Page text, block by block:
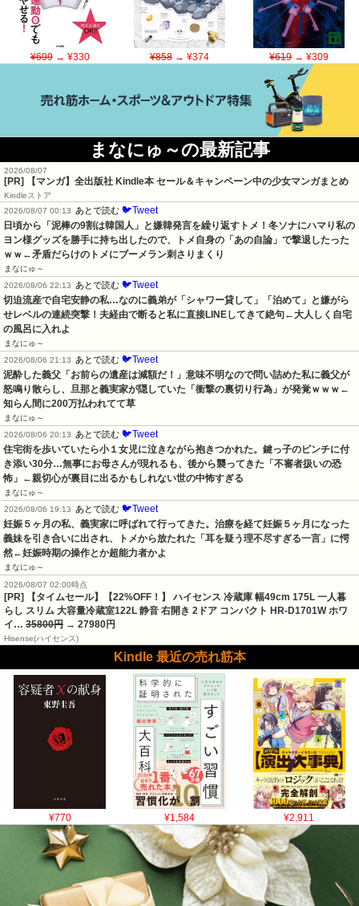
¥699→ ¥330 ¥858→ ¥374 ¥619→ ¥309
まなにゅ～の最新記事
2026/08/07
[PR] 【マンガ】全出版社 Kindle本 セール＆キャンペーン中の少女マンガまとめ
Kindleストア
2026/08/07 00:13
あとで読む 🐦Tweet
日頃から「泥棒の9割は韓国人」と嫌韓発言を繰り返すトメ！冬ソナにハマり私の
ヨン様グッズを勝手に持ち出したので、トメ自身の「あの自論」で撃退したった
ｗｗ←矛盾だらけのトメにブーメラン刺さりまくり
まなにゅ～
2026/08/06 22:13
あとで読む 🐦Tweet
切迫流産で自宅安静の私…なのに義弟が「シャワー貸して」「泊めて」と嫌がら
せレベルの連続突撃！夫経由で断ると私に直接LINEしてきて絶句←大人しく自宅
の風呂に入れよ
まなにゅ～
2026/08/06 21:13
あとで読む 🐦Tweet
泥酔した義父「お前らの遺産は減額だ！」意味不明なので問い詰めた私に義父が
怒鳴り散らし、旦那と義実家が隠していた「衝撃の裏切り行為」が発覚ｗｗｗ←
知らん間に200万払われてて草
まなにゅ～
2026/08/06 20:13
あとで読む 🐦Tweet
住宅街を歩いていたら小１女児に泣きながら抱きつかれた。鍵っ子のピンチに付
き添い30分…無事にお母さんが現れるも、後から襲ってきた「不審者扱いの恐
怖」←親切心が裏目に出るかもしれない世の中怖すぎる
まなにゅ～
2026/08/06 19:13
あとで読む 🐦Tweet
妊娠５ヶ月の私、義実家に呼ばれて行ってきた。治療を経て妊娠５ヶ月になった
義妹を引き合いに出され、トメから放たれた「耳を疑う理不尽すぎる一言」に愕
然←妊娠時期の操作とか超能力者かよ
まなにゅ～
2026/08/07 02:00時点
[PR] 【タイムセール】【22%OFF！】 ハイセンス 冷蔵庫 幅49cm 175L 一人暮
らし スリム 大容量冷蔵室122L 静音 右開き 2ドア コンパクト HR-D1701W ホワ
イ… 35800円 → 27980円
Hisense(ハイセンス)
Kindle 最近の売れ筋本
¥770 ¥1,584 ¥2,911